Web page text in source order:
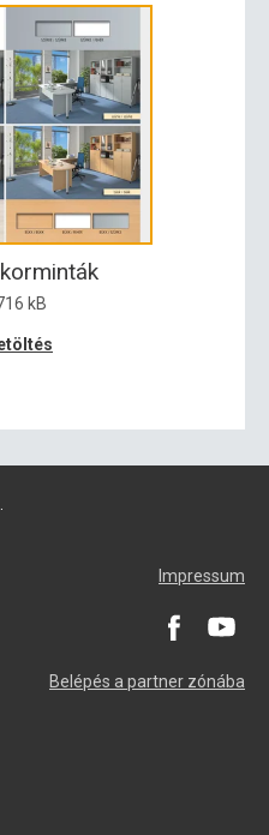
kB
Impressum
Belépés a partner zónába